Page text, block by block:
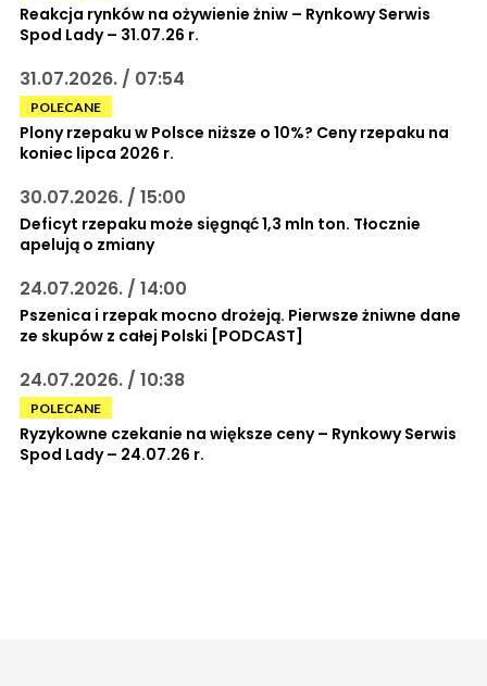
Reakcja rynków na ożywienie żniw – Rynkowy Serwis
Spod Lady – 31.07.26 r.
POLECANE
Plony rzepaku w Polsce niższe o 10%? Ceny rzepaku na
koniec lipca 2026 r.
31.07.2026. / 07:54
Deficyt rzepaku może sięgnąć 1,3 mln ton. Tłocznie
apelują o zmiany
30.07.2026. / 15:00
Pszenica i rzepak mocno drożeją. Pierwsze żniwne dane
ze skupów z całej Polski [PODCAST]
24.07.2026. / 14:00
POLECANE
Ryzykowne czekanie na większe ceny – Rynkowy Serwis
Spod Lady – 24.07.26 r.
24.07.2026. / 10:38